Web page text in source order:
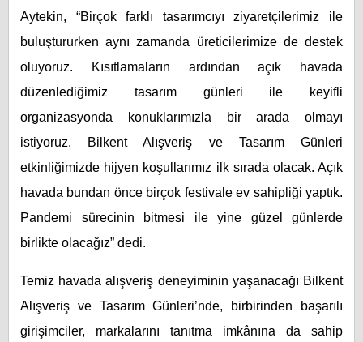
Aytekin, “Birçok farklı tasarımcıyı ziyaretçilerimiz ile
buluştururken aynı zamanda üreticilerimize de destek
oluyoruz. Kısıtlamaların ardından açık havada
düzenlediğimiz tasarım günleri ile keyifli
organizasyonda konuklarımızla bir arada olmayı
istiyoruz. Bilkent Alışveriş ve Tasarım Günleri
etkinliğimizde hijyen koşullarımız ilk sırada olacak. Açık
havada bundan önce birçok festivale ev sahipliği yaptık.
Pandemi sürecinin bitmesi ile yine güzel günlerde
birlikte olacağız” dedi.
Temiz havada alışveriş deneyiminin yaşanacağı Bilkent
Alışveriş ve Tasarım Günleri’nde, birbirinden başarılı
girişimciler, markalarını tanıtma imkânına da sahip